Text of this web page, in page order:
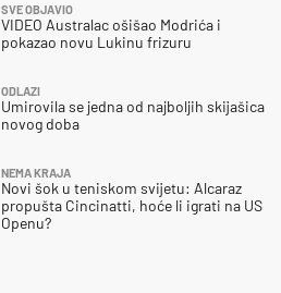
SVE OBJAVIO
VIDEO Australac ošišao Modrića i
pokazao novu Lukinu frizuru
ODLAZI
Umirovila se jedna od najboljih skijašica
novog doba
NEMA KRAJA
Novi šok u teniskom svijetu: Alcaraz
propušta Cincinatti, hoće li igrati na US
Openu?